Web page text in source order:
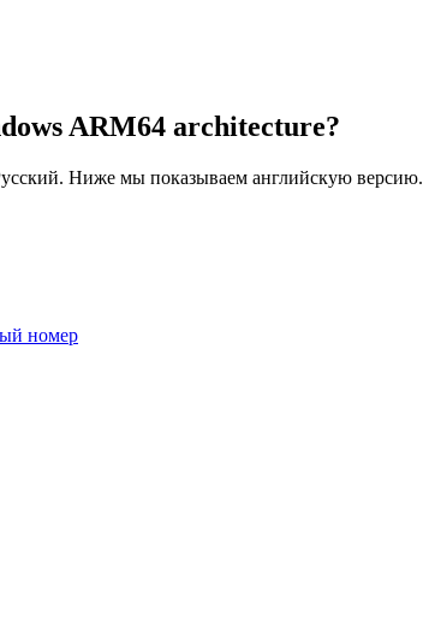
ARM64 architecture?
Ниже мы показываем английскую версию.
номер